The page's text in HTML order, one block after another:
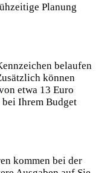
Planung
belaufen
können
etwa 13 Euro
Ihrem Budget
kommen bei der